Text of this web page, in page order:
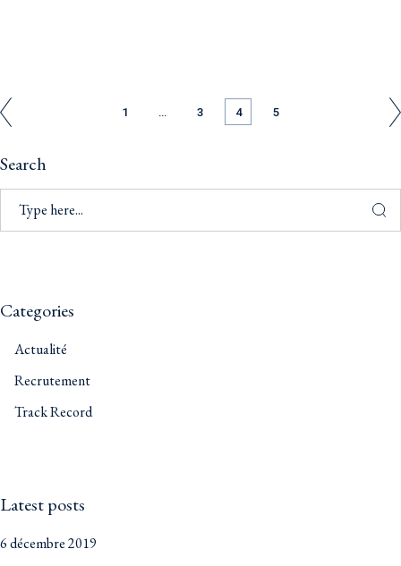
1 … 3 4 5
Search
Categories
Actualité
Recrutement
Track Record
Latest posts
6 décembre 2019